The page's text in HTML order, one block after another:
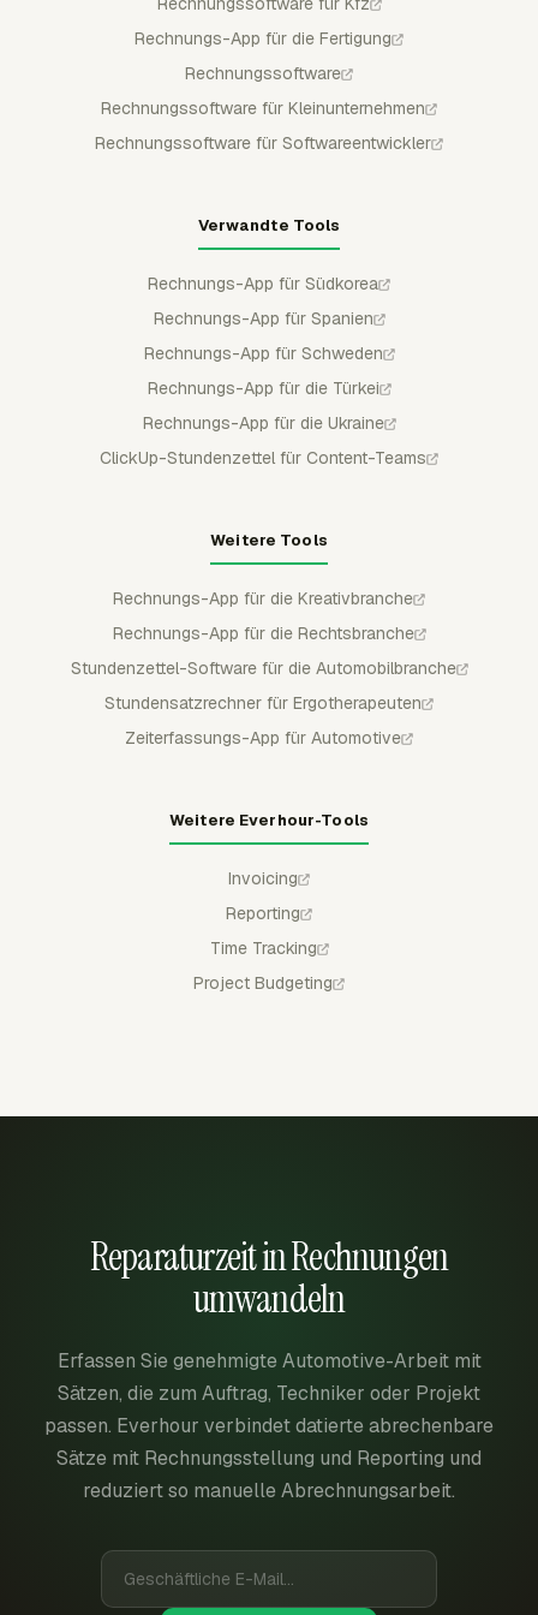
Rechnungs-App für die Fertigung
Rechnungssoftware
Rechnungssoftware für Kleinunternehmen
Rechnungssoftware für Softwareentwickler
Verwandte Tools
Rechnungs-App für Südkorea
Rechnungs-App für Spanien
Rechnungs-App für Schweden
Rechnungs-App für die Türkei
Rechnungs-App für die Ukraine
ClickUp-Stundenzettel für Content-Teams
Weitere Tools
Rechnungs-App für die Kreativbranche
Rechnungs-App für die Rechtsbranche
Stundenzettel-Software für die Automobilbranche
Stundensatzrechner für Ergotherapeuten
Zeiterfassungs-App für Automotive
Weitere Everhour-Tools
Invoicing
Reporting
Time Tracking
Project Budgeting
Reparaturzeit in Rechnungen
umwandeln
Erfassen Sie genehmigte Automotive-Arbeit mit
Sätzen, die zum Auftrag, Techniker oder Projekt
passen. Everhour verbindet datierte abrechenbare
Sätze mit Rechnungsstellung und Reporting und
reduziert so manuelle Abrechnungsarbeit.